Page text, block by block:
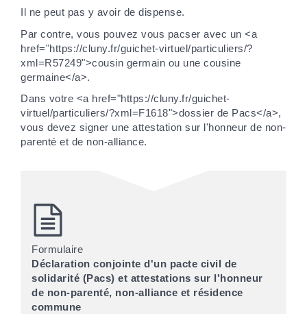
Il ne peut pas y avoir de dispense.
Par contre, vous pouvez vous pacser avec un <a
href="https://cluny.fr/guichet-virtuel/particuliers/?
xml=R57249">cousin germain ou une cousine
germaine</a>.
Dans votre <a href="https://cluny.fr/guichet-
virtuel/particuliers/?xml=F1618">dossier de Pacs</a>,
vous devez signer une attestation sur l'honneur de non-
parenté et de non-alliance.
Formulaire
Déclaration conjointe d'un pacte civil de
solidarité (Pacs) et attestations sur l'honneur
de non-parenté, non-alliance et résidence
commune